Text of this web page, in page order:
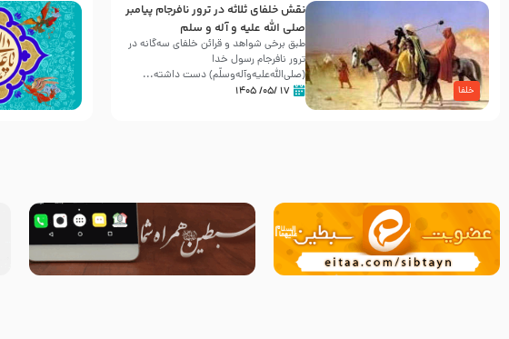
خلفا
نقش خلفای ثلاثه در ترور نافرجام پیامبر
صلی الله علیه و آله و سلم
طبق برخی شواهد و قرائن خلفای سه‌گانه در
ترور نافرجام رسول خدا
(صلی‌الله‌علیه‌و‌آله‌وسلّم) دست داشته‌...
۱۷ /۰۵/ ۱۴۰۵